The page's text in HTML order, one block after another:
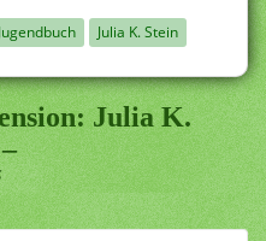
Jugendbuch Julia K. Stein
Julia K.